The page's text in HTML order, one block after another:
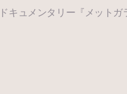
キュメンタリー『メットガ